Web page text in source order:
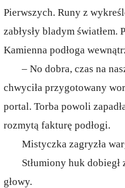
Pierwszych. Runy z
zabłysły bladym światłem.
Kamienna podłoga
– No dobra, czas na
chwyciła przygotowany
portal. Torba powoli
rozmytą fakturę podłogi.
Mistyczka zagryzła
Stłumiony huk
głowy.